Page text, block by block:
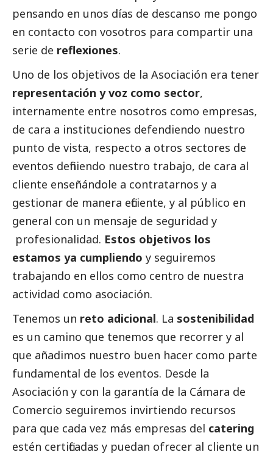
pensando en unos días de descanso me pongo
en contacto con vosotros para compartir una
serie de reflexiones.
Uno de los objetivos de la Asociación era tener
representación y voz como sector,
internamente entre nosotros como empresas,
de cara a instituciones defendiendo nuestro
punto de vista, respecto a otros sectores de
eventos definiendo nuestro trabajo, de cara al
cliente enseñándole a contratarnos y a
gestionar de manera eficiente, y al público en
general con un mensaje de seguridad y
profesionalidad. Estos objetivos los
estamos ya cumpliendo y seguiremos
trabajando en ellos como centro de nuestra
actividad como asociación.
Tenemos un reto adicional. La sostenibilidad
es un camino que tenemos que recorrer y al
que añadimos nuestro buen hacer como parte
fundamental de los eventos. Desde la
Asociación y con la garantía de la Cámara de
Comercio seguiremos invirtiendo recursos
para que cada vez más empresas del catering
estén certificadas y puedan ofrecer al cliente un